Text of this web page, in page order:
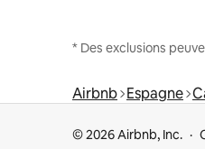
* Des exclusions
Airbnb Espagne
© 2026 Airbnb, Inc.